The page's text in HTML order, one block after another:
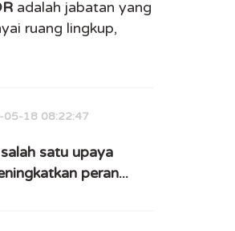
adalah jabatan yang
ruang lingkup,
05-18 08:22:47
satu upaya
peran...